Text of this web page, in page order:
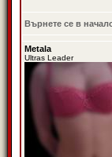
Върнете се в
Metala
Ultras Leader